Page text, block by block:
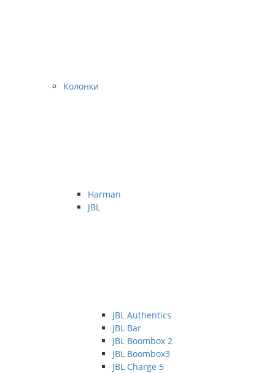
Колонки
Harman
JBL
JBL Authentics
JBL Bar
JBL Boombox 2
JBL Boombox3
JBL Charge 5